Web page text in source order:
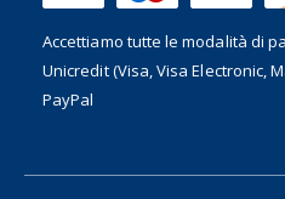
Accettiamo tutte le modalità di
Unicredit (Visa, Visa Electronic,
PayPal